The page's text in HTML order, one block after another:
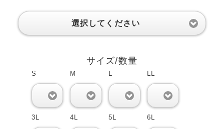
選択してください
サイズ/数量
S M
3L 4L 5L 6L